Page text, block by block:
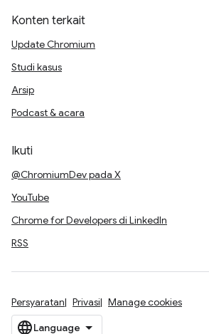
Konten terkait
Update Chromium
Studi kasus
Arsip
Podcast & acara
Ikuti
@ChromiumDev pada X
YouTube
Chrome for Developers di LinkedIn
RSS
Persyaratan Privasi Manage cookies